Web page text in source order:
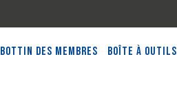
Bottin des membres Boîte à outils